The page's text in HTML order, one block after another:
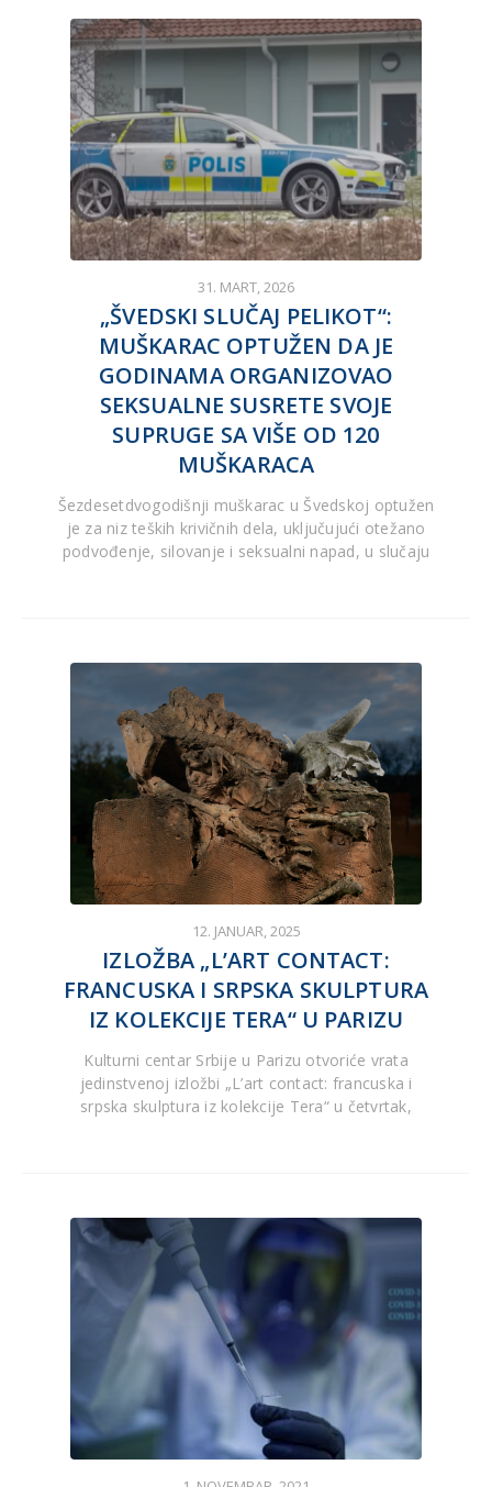
31. MART, 2026
„ŠVEDSKI SLUČAJ PELIKOT“:
MUŠKARAC OPTUŽEN DA JE
GODINAMA ORGANIZOVAO
SEKSUALNE SUSRETE SVOJE
SUPRUGE SA VIŠE OD 120
MUŠKARACA
Šezdesetdvogodišnji muškarac u Švedskoj optužen
je za niz teških krivičnih dela, uključujući otežano
podvođenje, silovanje i seksualni napad, u slučaju
12. JANUAR, 2025
IZLOŽBA „L’ART CONTACT:
FRANCUSKA I SRPSKA SKULPTURA
IZ KOLEKCIJE TERA“ U PARIZU
Kulturni centar Srbije u Parizu otvoriće vrata
jedinstvenoj izložbi „L’art contact: francuska i
srpska skulptura iz kolekcije Tera“ u četvrtak,